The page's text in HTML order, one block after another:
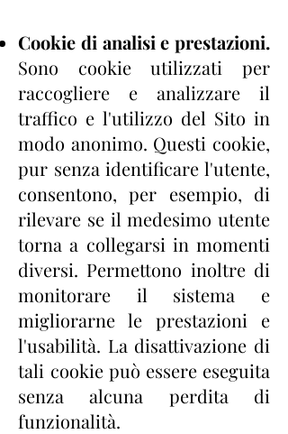
Cookie di analisi e prestazioni.
Sono cookie utilizzati per
raccogliere e analizzare il
traffico e l'utilizzo del Sito in
modo anonimo. Questi cookie,
pur senza identificare l'utente,
consentono, per esempio, di
rilevare se il medesimo utente
torna a collegarsi in momenti
diversi. Permettono inoltre di
monitorare il sistema e
migliorarne le prestazioni e
l'usabilità. La disattivazione di
tali cookie può essere eseguita
senza alcuna perdita di
funzionalità.